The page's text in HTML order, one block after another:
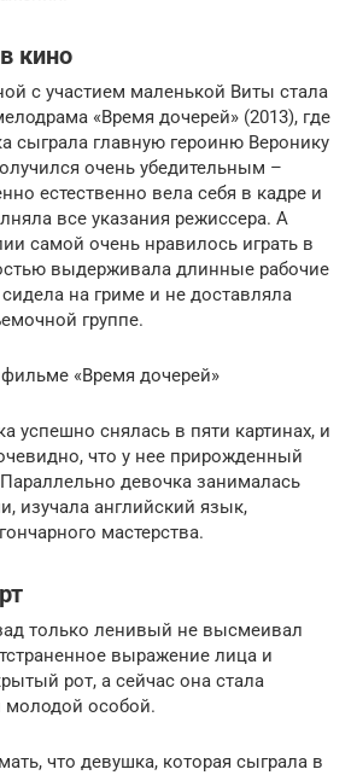
кино
с участием маленькой Виты стала
«Время дочерей» (2013), где
сыграла главную героиню Веронику
очень убедительным –
естественно вела себя в кадре и
все указания режиссера. А
самой очень нравилось играть в
выдерживала длинные рабочие
на гриме и не доставляла
группе.
«Время дочерей»
успешно снялась в пяти картинах, и
что у нее прирожденный
Параллельно девочка занималась
изучала английский язык,
мастерства.
только ленивый не высмеивал
выражение лица и
рот, а сейчас она стала
молодой особой.
что девушка, которая сыграла в